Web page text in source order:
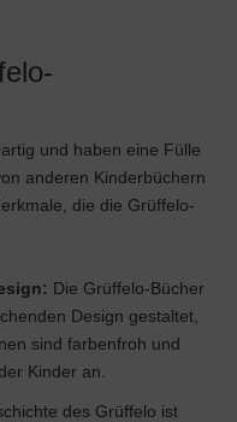
und haben eine Fülle
anderen Kinderbüchern
die die Grüffelo-
Die Grüffelo-Bücher
Design gestaltet,
sind farbenfroh und
Kinder an.
des Grüffelo ist